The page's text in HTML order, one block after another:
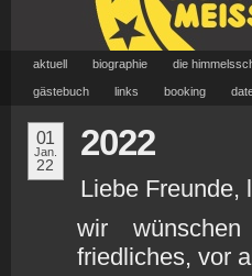
aktuell biographie die
gästebuch links booking
01
Jan.
22
2022
Liebe Freunde,
wir
friedliches, vor